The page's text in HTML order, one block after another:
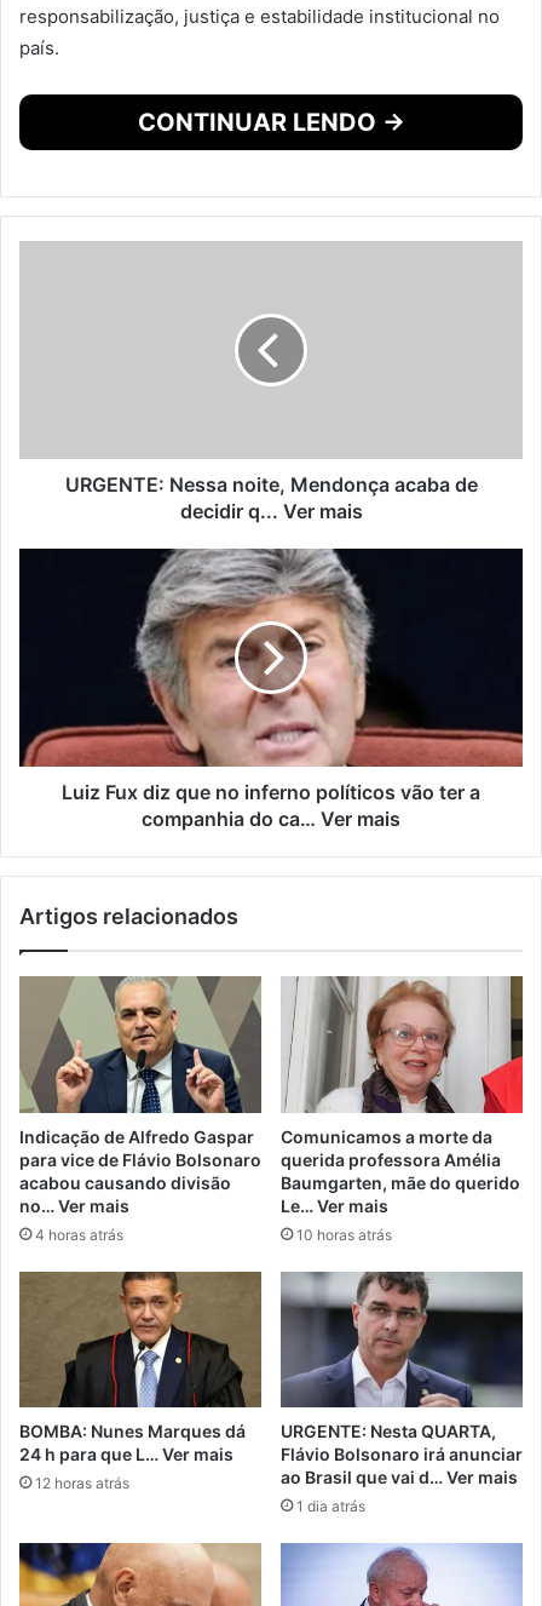
responsabilização, justiça e estabilidade institucional no
país.
CONTINUAR LENDO →
URGENTE: Nessa noite, Mendonça acaba de
decidir q... Ver mais
Luiz Fux diz que no inferno políticos vão ter a
companhia do ca… Ver mais
Artigos relacionados
Indicação de Alfredo Gaspar
para vice de Flávio Bolsonaro
acabou causando divisão
no… Ver mais
4 horas atrás
Comunicamos a morte da
querida professora Amélia
Baumgarten, mãe do querido
Le… Ver mais
10 horas atrás
BOMBA: Nunes Marques dá
24 h para que L… Ver mais
12 horas atrás
URGENTE: Nesta QUARTA,
Flávio Bolsonaro irá anunciar
ao Brasil que vai d… Ver mais
1 dia atrás